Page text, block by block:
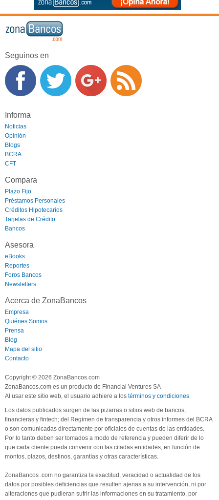
Seguinos en
Informa
Noticias
Opinión
Blogs
BCRA
CFT
Compara
Plazo Fijo
Préstamos Personales
Créditos Hipotecarios
Tarjetas de Crédito
Bancos
Asesora
eBooks
Reportes
Foros Bancos
Newsletters
Acerca de ZonaBancos
Empresa
Quiénes Somos
Prensa
Blog
Mapa del sitio
Contacto
Copyright © 2026 ZonaBancos.com
ZonaBancos.com es un producto de Financial Ventures SA
Al usar este sitio web, el usuario adhiere a los términos y condiciones
Los datos publicados surgen de las pizarras o sitios web de bancos,
financieras y fintech; del Regimen de transparencia y otros informes del BCRA
o son comunicadas directamente por oficiales de cuentas de las entidades.
Por lo tanto deben ser tomados a modo de referencia y pueden diferir de lo
que cada cliente pueda convenir con las citadas entidades, en función de
montos, plazos, destinos, garantías y otras características.
ZonaBancos .com no garantiza la exactitud, veracidad o actualidad de los
datos por posibles deficiencias que resulten ajenas a su intervención, ni por
alteraciones que pudieran sufrir las informaciones en su tratamiento, por